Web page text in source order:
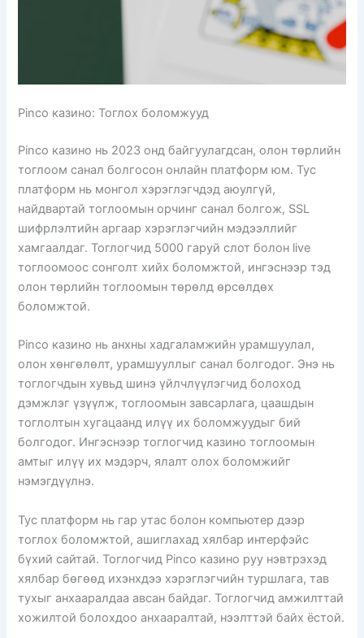
Pinco казино: Тоглох боломжууд
Pinco казино нь 2023 онд байгуулагдсан, олон төрлийн
тоглоом санал болгосон онлайн платформ юм. Тус
платформ нь монгол хэрэглэгчдэд аюулгүй,
найдвартай тоглоомын орчинг санал болгож, SSL
шифрлэлтийн аргаар хэрэглэгчийн мэдээллийг
хамгаалдаг. Тоглогчид 5000 гаруй слот болон live
тоглоомоос сонголт хийх боломжтой, ингэснээр тэд
олон төрлийн тоглоомын төрөлд өрсөлдөх
боломжтой.
Pinco казино нь анхны хадгаламжийн урамшуулал,
олон хөнгөлөлт, урамшууллыг санал болгодог. Энэ нь
тоглогчдын хувьд шинэ үйлчлүүлэгчид болоход
дэмжлэг үзүүлж, тоглоомын завсарлага, цаашдын
тоглолтын хугацаанд илүү их боломжуудыг бий
болгодог. Ингэснээр тоглогчид казино тоглоомын
амтыг илүү их мэдэрч, ялалт олох боломжийг
нэмэгдүүлнэ.
Тус платформ нь гар утас болон компьютер дээр
тоглох боломжтой, ашиглахад хялбар интерфэйс
бүхий сайтай. Тоглогчид Pinco казино руу нэвтрэхэд
хялбар бөгөөд ихэнхдээ хэрэглэгчийн туршлага, тав
тухыг анхааралдаа авсан байдаг. Тоглогчид амжилттай
хожилтой болохдоо анхааралтай, нээлттэй байх ёстой.